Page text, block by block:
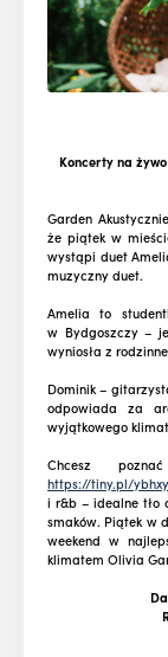
Koncerty na
Garden
że piątek w
wystąpi duet
muzyczny duet.
Amelia to
w Bydgoszczy –
wyniosła z
Dominik –
odpowiada za
wyjątkowego
Chcesz
https://tiny.pl/
i r&b – idealne tło
smaków. Piątek w
weekend w
klimatem Olivia